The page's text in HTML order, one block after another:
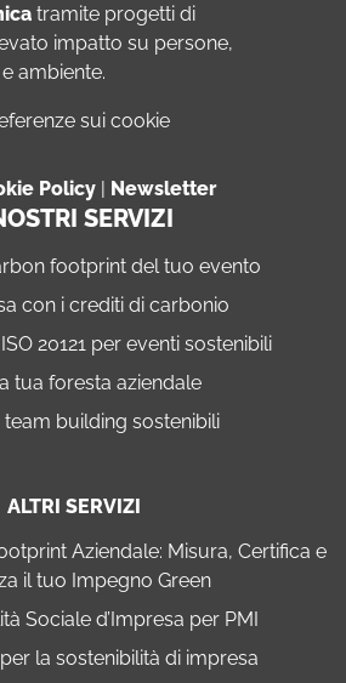
tramite progetti di
impatto su persone,
ambiente.
sui cookie
Policy | Newsletter
SERVIZI
footprint del tuo evento
con i crediti di carbonio
20121 per eventi sostenibili
tua foresta aziendale
team building sostenibili
ALTRI SERVIZI
Aziendale: Misura, Certifica e
il tuo Impegno Green
Sociale d’Impresa per PMI
la sostenibilità di impresa